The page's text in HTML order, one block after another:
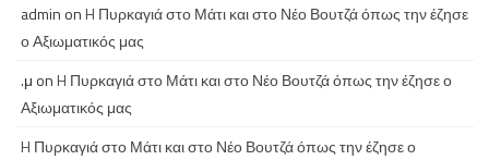
admin onH Πυρκαγιά στο Μάτι και στο Νέο Βουτζά όπως την έζησε
ο Αξιωματικός μας
.μ onH Πυρκαγιά στο Μάτι και στο Νέο Βουτζά όπως την έζησε ο
Αξιωματικός μας
H Πυρκαγιά στο Μάτι και στο Νέο Βουτζά όπως την έζησε ο